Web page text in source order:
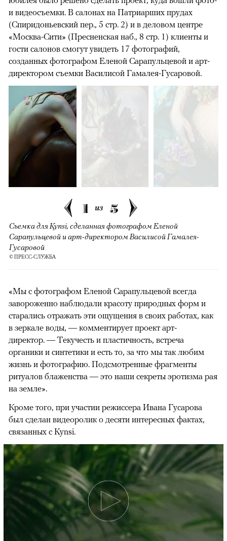
и видеосъемки. В салонах на Патриарших прудах
(Спиридоньевский пер., 5 стр. 2) и в деловом центре
«Москва-Сити» (Пресненская наб., 8 стр. 1) клиенты и
гости салонов смогут увидеть 17 фотографий,
созданных фотографом Еленой Сарапульцевой и арт-
директором съемки Василисой Гамалея-Гусаровой.
1 из 5
Съемка для Kynsi, сделанная фотографом Еленой
Сарапульцевой и арт-директором Василисой Гамалея-
Гусаровой
© ПРЕСС-СЛУЖБА
«Мы с фотографом Еленой Сарапульцевой всегда
завороженно наблюдали красоту природных форм и
старались отражать эти ощущения в своих работах, как
в зеркале воды, — комментирует проект арт-
директор. — Текучесть и пластичность, встреча
органики и синтетики и есть то, за что мы так любим
жизнь и фотографию. Подсмотренные фрагменты
ритуалов блаженства — это наши секреты эротизма рая
на земле».
Кроме того, при участии режиссера Ивана Гусарова
был сделан видеоролик о десяти интересных фактах,
связанных с Kynsi.